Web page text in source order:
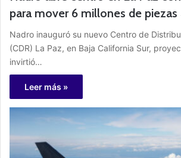
para mover 6 millones de piezas
Nadro inauguró su nuevo Centro de
(CDR) La Paz, en Baja California Sur,
invirtió…
Leer más »